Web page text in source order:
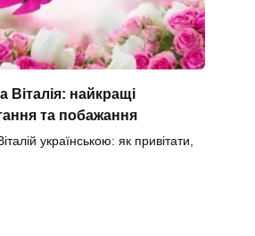
Віталія: найкращі
та побажання
українською: як привітати,